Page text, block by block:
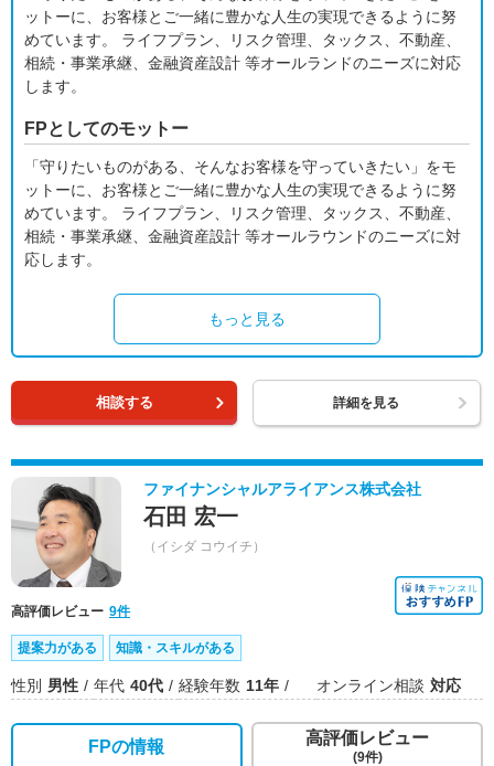
ットーに、お客様とご一緒に豊かな人生の実現できるように努
めています。 ライフプラン、リスク管理、タックス、不動産、
相続・事業承継、金融資産設計 等オールランドのニーズに対応
します。
FPとしてのモットー
「守りたいものがある、そんなお客様を守っていきたい」をモ
ットーに、お客様とご一緒に豊かな人生の実現できるように努
めています。 ライフプラン、リスク管理、タックス、不動産、
相続・事業承継、金融資産設計 等オールラウンドのニーズに対
応します。
もっと見る
相談する 詳細を見る
ファイナンシャルアライアンス株式会社
石田 宏一
（イシダ コウイチ）
高評価レビュー 9件
提案力がある 知識・スキルがある
性別 男性 年代 40代 経験年数 11年 オンライン相談 対応
FPの情報 高評価レビュー
(9件)